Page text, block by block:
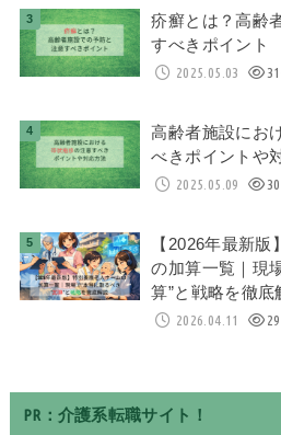
疥癬とは？高齢
すべきポイント
2025.05.03
高齢者施設にお
べきポイントや
2025.05.09
【2026年最新
の加算一覧｜現
算”と戦略を徹底
2026.04.11
PR：介護系転職サイト！